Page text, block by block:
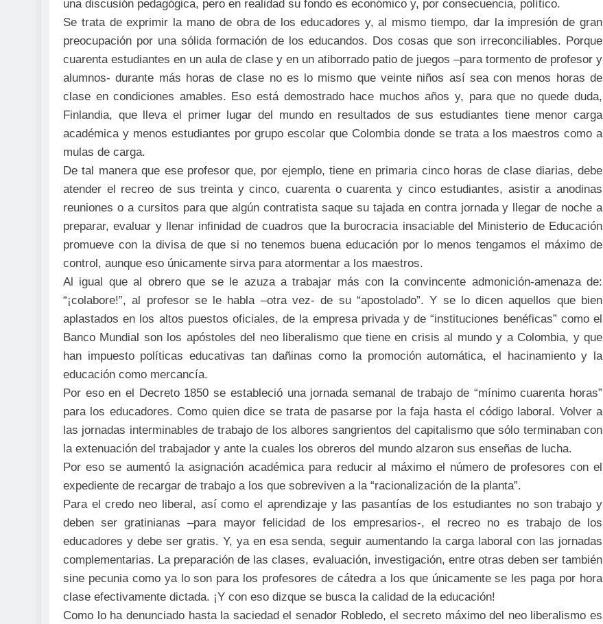
una discusión pedagógica, pero en realidad su fondo es económico y, por consecuencia, político.
Se trata de exprimir la mano de obra de los educadores y, al mismo tiempo, dar la impresión de gran
preocupación por una sólida formación de los educandos. Dos cosas que son irreconciliables. Porque
cuarenta estudiantes en un aula de clase y en un atiborrado patio de juegos –para tormento de profesor y
alumnos- durante más horas de clase no es lo mismo que veinte niños así sea con menos horas de
clase en condiciones amables. Eso está demostrado hace muchos años y, para que no quede duda,
Finlandia, que lleva el primer lugar del mundo en resultados de sus estudiantes tiene menor carga
académica y menos estudiantes por grupo escolar que Colombia donde se trata a los maestros como a
mulas de carga.
De tal manera que ese profesor que, por ejemplo, tiene en primaria cinco horas de clase diarias, debe
atender el recreo de sus treinta y cinco, cuarenta o cuarenta y cinco estudiantes, asistir a anodinas
reuniones o a cursitos para que algún contratista saque su tajada en contra jornada y llegar de noche a
preparar, evaluar y llenar infinidad de cuadros que la burocracia insaciable del Ministerio de Educación
promueve con la divisa de que si no tenemos buena educación por lo menos tengamos el máximo de
control, aunque eso únicamente sirva para atormentar a los maestros.
Al igual que al obrero que se le azuza a trabajar más con la convincente admonición-amenaza de:
“¡colabore!”, al profesor se le habla –otra vez- de su “apostolado”. Y se lo dicen aquellos que bien
aplastados en los altos puestos oficiales, de la empresa privada y de “instituciones benéficas” como el
Banco Mundial son los apóstoles del neo liberalismo que tiene en crisis al mundo y a Colombia, y que
han impuesto políticas educativas tan dañinas como la promoción automática, el hacinamiento y la
educación como mercancía.
Por eso en el Decreto 1850 se estableció una jornada semanal de trabajo de “mínimo cuarenta horas”
para los educadores. Como quien dice se trata de pasarse por la faja hasta el código laboral. Volver a
las jornadas interminables de trabajo de los albores sangrientos del capitalismo que sólo terminaban con
la extenuación del trabajador y ante la cuales los obreros del mundo alzaron sus enseñas de lucha.
Por eso se aumentó la asignación académica para reducir al máximo el número de profesores con el
expediente de recargar de trabajo a los que sobreviven a la “racionalización de la planta”.
Para el credo neo liberal, así como el aprendizaje y las pasantías de los estudiantes no son trabajo y
deben ser gratinianas –para mayor felicidad de los empresarios-, el recreo no es trabajo de los
educadores y debe ser gratis. Y, ya en esa senda, seguir aumentando la carga laboral con las jornadas
complementarias. La preparación de las clases, evaluación, investigación, entre otras deben ser también
sine pecunia como ya lo son para los profesores de cátedra a los que únicamente se les paga por hora
clase efectivamente dictada. ¡Y con eso dizque se busca la calidad de la educación!
Como lo ha denunciado hasta la saciedad el senador Robledo, el secreto máximo del neo liberalismo es